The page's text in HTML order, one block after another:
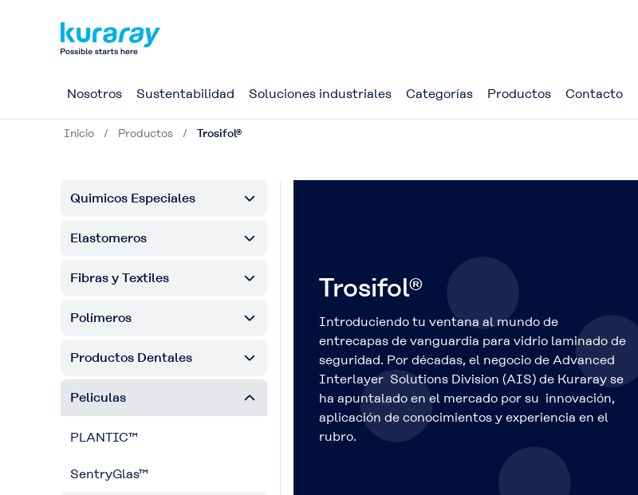
Nosotros Sustentabilidad Soluciones industriales Categorías Productos Contacto
Inicio Productos Trosifol®
Quimicos Especiales
Elastomeros
Fibras y Textiles
Polímeros
Productos Dentales
Peliculas
PLANTIC™
SentryGlas™
Trosifol®
Introduciendo tu ventana al mundo de
entrecapas de vanguardia para vidrio laminado de
seguridad. Por décadas, el negocio de Advanced
Interlayer Solutions Division (AIS) de Kuraray se
ha apuntalado en el mercado por su innovación,
aplicación de conocimientos y experiencia en el
rubro.